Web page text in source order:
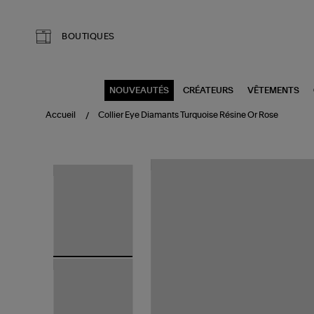
BOUTIQUES
NOUVEAUTÉS CRÉATEURS VÊTEMENTS
Accueil Collier Eye Diamants Turquoise Résine Or Rose